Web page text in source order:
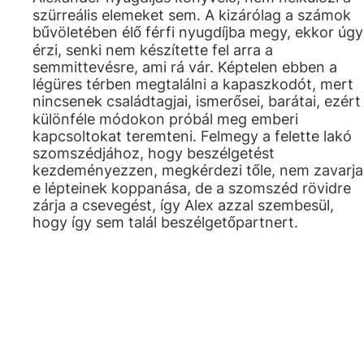
szürreális elemeket sem. A kizárólag a számok
bűvöletében élő férfi nyugdíjba megy, ekkor úgy
érzi, senki nem készítette fel arra a
semmittevésre, ami rá vár. Képtelen ebben a
légüres térben megtalálni a kapaszkodót, mert
nincsenek családtagjai, ismerősei, barátai, ezért
különféle módokon próbál meg emberi
kapcsoltokat teremteni. Felmegy a felette lakó
szomszédjához, hogy beszélgetést
kezdeményezzen, megkérdezi tőle, nem
e lépteinek koppanása, de a szomszéd rövidre
zárja a csevegést, így Alex azzal szembesül,
hogy így sem talál beszélgetőpartnert.